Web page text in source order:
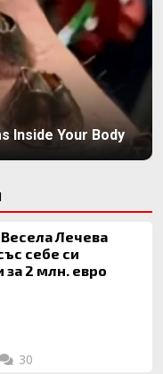
Inside Your Body
Лечева
себе си
за 2 млн. евро
30